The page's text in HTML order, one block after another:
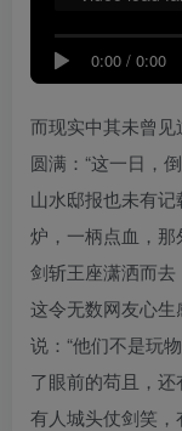
0:00 / 0:00
而现实中其未曾
圆满：“这一日，
山水邸报也未有
炉，一柄点血，那
剑斩王座潇洒而去
这令无数网友心生
说：“他们不是玩
了眼前的苟且，还
有人城头仗剑笑，